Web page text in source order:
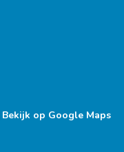
Bekijk op Google Maps